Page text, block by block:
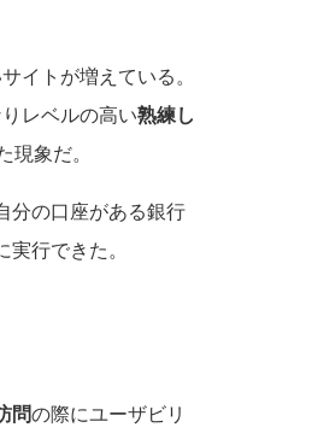
イトが増えている。
レベルの高い熟練し
象だ。
分の口座がある銀行
行できた。
問の際にユーザビリ